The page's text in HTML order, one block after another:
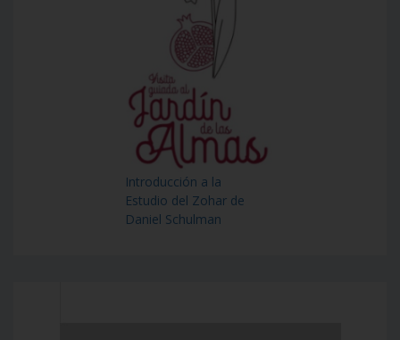
Introducción a la
Estudio del Zohar de
Daniel Schulman